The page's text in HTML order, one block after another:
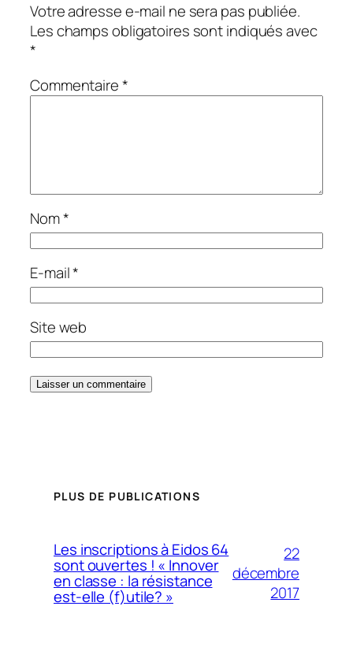
Votre adresse e-mail ne sera pas publiée.
Les champs obligatoires sont indiqués avec
*
Commentaire*
Nom*
E-mail*
Site web
PLUS DE PUBLICATIONS
Les inscriptions à Eidos 64
sont ouvertes ! « Innover
en classe : la résistance
est-elle (f)utile? »
22
décembre
2017